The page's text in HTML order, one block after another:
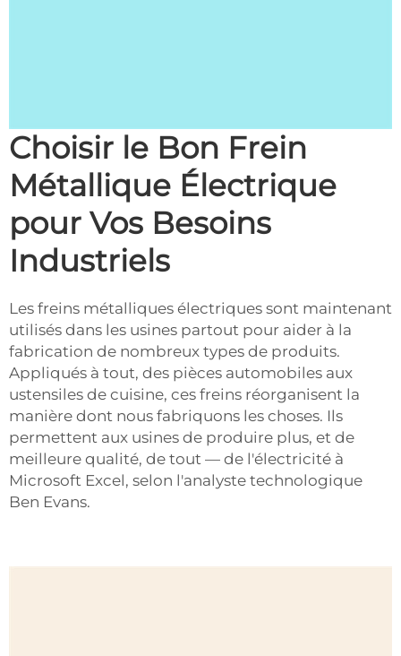
Choisir le Bon Frein
Métallique Électrique
pour Vos Besoins
Industriels
Les freins métalliques électriques sont maintenant
utilisés dans les usines partout pour aider à la
fabrication de nombreux types de produits.
Appliqués à tout, des pièces automobiles aux
ustensiles de cuisine, ces freins réorganisent la
manière dont nous fabriquons les choses. Ils
permettent aux usines de produire plus, et de
meilleure qualité, de tout — de l'électricité à
Microsoft Excel, selon l'analyste technologique
Ben Evans.